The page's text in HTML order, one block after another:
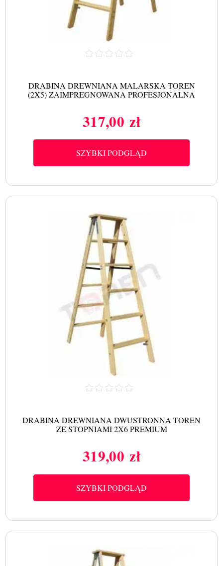
DRABINA DREWNIANA MALARSKA TOREN
(2X5) ZAIMPREGNOWANA PROFESJONALNA
Cena
317,00 zł
SZYBKI PODGLĄD
DRABINA DREWNIANA DWUSTRONNA TOREN
ZE STOPNIAMI 2X6 PREMIUM
Cena
319,00 zł
SZYBKI PODGLĄD